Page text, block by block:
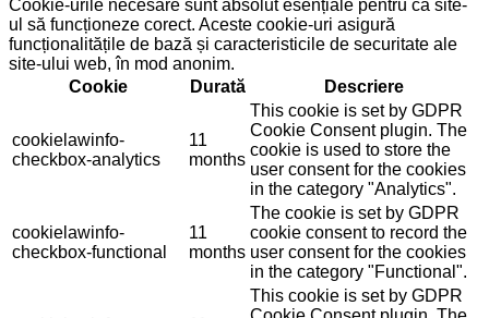
Cookie-urile necesare sunt absolut esențiale pentru ca site-
ul să funcționeze corect. Aceste cookie-uri asigură
funcționalitățile de bază și caracteristicile de securitate ale
site-ului web, în mod anonim.
Cookie
Durată Descriere
cookielawinfo-
checkbox-analytics
11
months
This cookie is set by GDPR
Cookie Consent plugin. The
cookie is used to store the
user consent for the cookies
in the category "Analytics".
cookielawinfo-
checkbox-functional
11
months
The cookie is set by GDPR
cookie consent to record the
user consent for the cookies
in the category "Functional".
This cookie is set by GDPR